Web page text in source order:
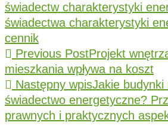
świadectw charakterystyki
świadectwa charakterystyki
cennik
Previous PostProjekt
mieszkania wpływa na koszt
Następny wpisJakie
świadectwo energetyczne?
prawnych i praktycznych